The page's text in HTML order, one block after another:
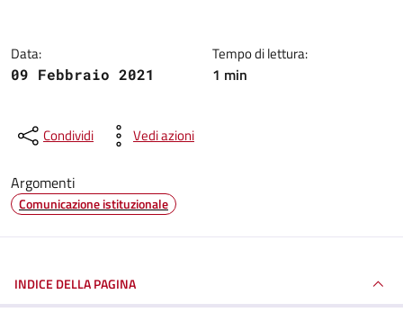
Data:
09 Febbraio 2021
Tempo di lettura:
1 min
Condividi Vedi azioni
Argomenti
Comunicazione istituzionale
INDICE DELLA PAGINA